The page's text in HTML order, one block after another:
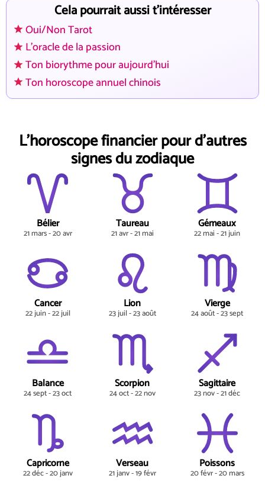
Cela pourrait aussi t'intéresser
Oui/Non Tarot
L'oracle de la passion
Ton biorythme pour aujourd'hui
Ton horoscope annuel chinois
L'horoscope financier pour d'autres
signes du zodiaque
Bélier
21 mars - 20 avr
Taureau
21 avr - 21 mai
Gémeaux
22 mai - 21 juin
Cancer
22 juin - 22 juil
Lion
23 juil - 23 août
Vierge
24 août - 23 sept
Balance
24 sept - 23 oct
Scorpion
24 oct - 22 nov
Sagittaire
23 nov - 21 déc
Capricorne
22 déc - 20 janv
Verseau
21 janv - 19 févr
Poissons
20 févr - 20 mars